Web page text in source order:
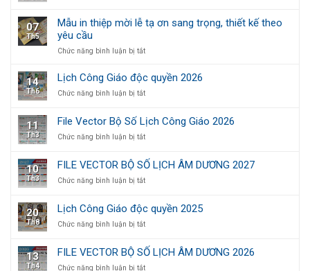
(File
BỘ
LỊCH
DƯƠNG
2028
07
Th5
Mẫu in thiệp mời lễ tạ ơn sang trọng, thiết kế theo
yêu cầu
Chức năng bình luận bị tắtở
thiệp
mời
tạ
ơn
sang
thiết
kế
theo
cầu
14
Th6
Lịch Công Giáo độc quyền 2026
Chức năng bình luận bị tắtở
Giáo
độc
2026
11
Th3
File Vector Bộ Số Lịch Công Giáo 2026
Chức năng bình luận bị tắtở
Vector
Bộ
Số
Giáo
2026
10
Th3
FILE VECTOR BỘ SỐ LỊCH ÂM DƯƠNG 2027
Chức năng bình luận bị tắtở
VECTOR
BỘ
SỐ
ÂM
DƯƠNG
2027
20
Th8
Lịch Công Giáo độc quyền 2025
Chức năng bình luận bị tắtở
Công
Giáo
độc
13
Th4
FILE VECTOR BỘ SỐ LỊCH ÂM DƯƠNG 2026
Chức năng bình luận bị tắtở